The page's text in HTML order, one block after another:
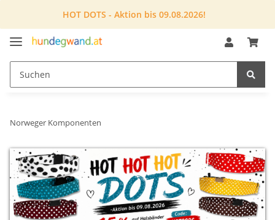
HOT DOTS - Aktion bis 09.08.2026!
Norweger Komponenten